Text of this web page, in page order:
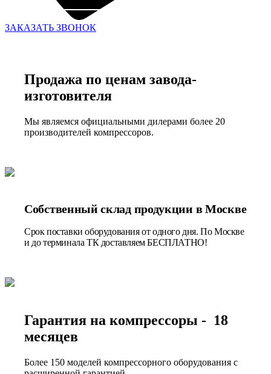
ЗАКАЗАТЬ ЗВОНОК
Продажа по ценам завода-
изготовителя
Мы являемся официальными дилерами более 20
производителей компрессоров.
Собственный склад продукции в Москве
Срок поставки оборудования от одного дня. По Москве
и до терминала ТК доставляем БЕСПЛАТНО!
Гарантия на компрессоры - 18
месяцев
Более 150 моделей компрессорного оборудования с